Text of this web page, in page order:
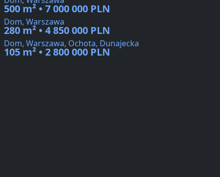
500 m² • 7 000 000 PLN
Dom, Warszawa
280 m² • 4 850 000 PLN
Dom, Warszawa, Ochota, Dunajecka
105 m² • 2 800 000 PLN